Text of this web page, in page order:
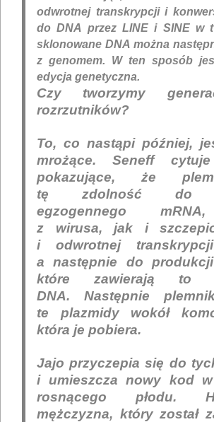
odwrotnej transkrypcji i
do DNA przez LINE i SINE w
sklonowane DNA można
z genomem. W ten sposób
edycja genetyczna.
Czy tworzymy
rozrzutników?
To, co nastąpi później,
mrożące. Seneff
pokazujące, że
tę zdolność do
egzogennego
z wirusa, jak i
i odwrotnej
a następnie do produkcji
które zawierają to
DNA. Następnie
te plazmidy wokół
która je pobiera.
Jajo przyczepia się do
i umieszcza nowy kod
rosnącego płodu.
mężczyzna, który został